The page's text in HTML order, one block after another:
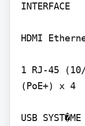
INTERFACE
HDMI
1 RJ-45
(PoE+) x 4
USB SYST�ME